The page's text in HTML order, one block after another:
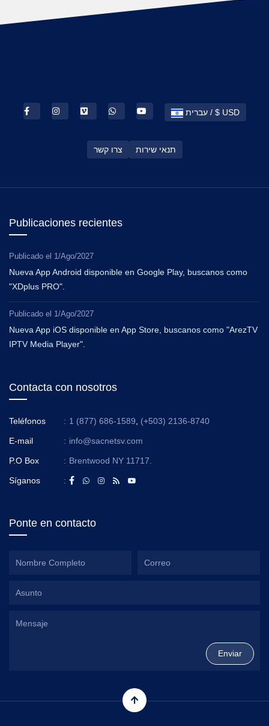
עברית / $ USD
צרו קשר תנאי שירות
Publicaciones recientes
Publicado el 1/Ago/2027
Nueva App Android disponible en Google Play, buscanos como
"XDplus PRO".
Publicado el 1/Ago/2027
Nueva App iOS disponible en App Store, buscanos como "ArezTV
IPTV Media Player".
Contacta con nosotros
Teléfonos : 1 (877) 686-1589 (+503) 2136-8740
E-mail : info@sacnetsv.com
P.O Box : Brentwood NY 11717.
Síganos :
Ponte en contacto